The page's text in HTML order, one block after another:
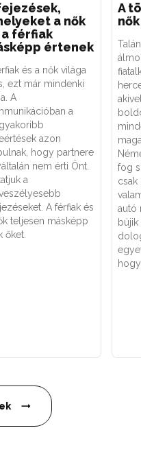
a nők
a férfiak
értenek
és a nők világa
ezt már mindenki
A
a
azon
hogy partnere
nem érti Önt.
a
A férfiak és
teljesen másképp
őket.
A
fog
csak
autó